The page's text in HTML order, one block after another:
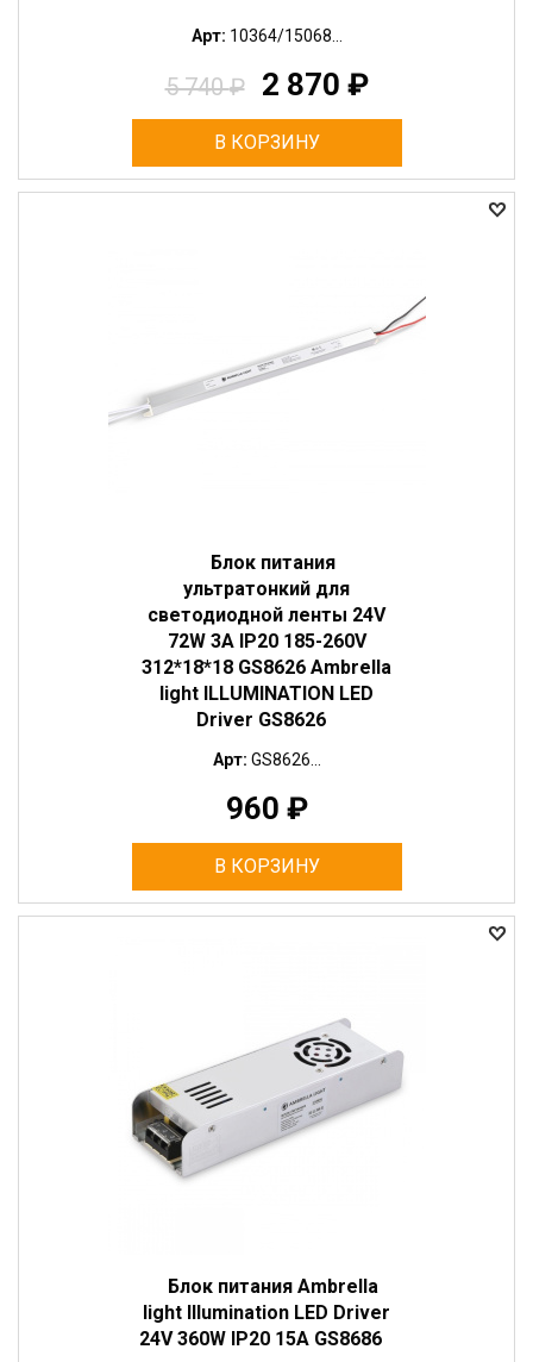
Арт: 10364/15068...
5 740₽ 2 870 ₽
В КОРЗИНУ
Блок питания
ультратонкий для
светодиодной ленты 24V
72W 3A IP20 185-260V
312*18*18 GS8626 Ambrella
light ILLUMINATION LED
Driver GS8626
Арт: GS8626...
960 ₽
В КОРЗИНУ
Блок питания Ambrella
light Illumination LED Driver
24V 360W IP20 15A GS8686